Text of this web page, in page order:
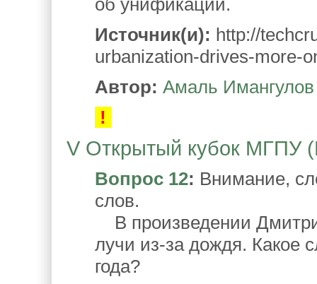
об унификации.
Источник(и): http://
urbanization-drives-more-
Автор: Амаль Имангулов
!
V Открытый кубок МГПУ
Вопрос 12: Внимание,
слов.
В произведении
лучи из-за дождя. Какое
года?